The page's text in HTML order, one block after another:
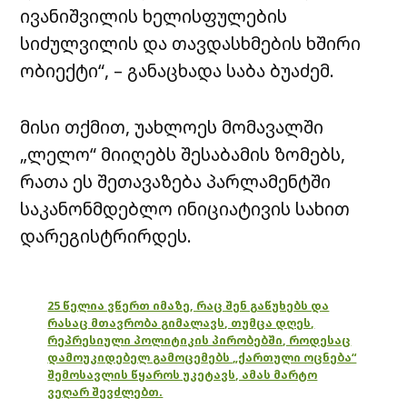
ივანიშვილის ხელისფულების
სიძულვილის და თავდასხმების ხშირი
ობიექტი“, – განაცხადა საბა ბუაძემ.
მისი თქმით, უახლოეს მომავალში
„ლელო“ მიიღებს შესაბამის ზომებს,
რათა ეს შეთავაზება პარლამენტში
საკანონმდებლო ინიციატივის სახით
დარეგისტრირდეს.
25 წელია ვწერთ იმაზე, რაც შენ გაწუხებს და
რასაც მთავრობა გიმალავს, თუმცა დღეს,
რეპრესიული პოლიტიკის პირობებში, როდესაც
დამოუკიდებელ გამოცემებს „ქართული ოცნება“
შემოსავლის წყაროს უკეტავს, ამას მარტო
ვეღარ შევძლებთ.